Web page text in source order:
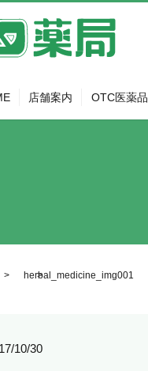
店舗案内 OTC医薬
herbal_medicine_img001
10/30